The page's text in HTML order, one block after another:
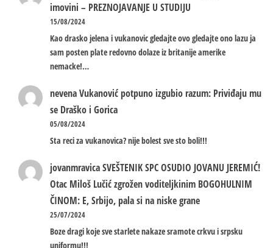
imovini – PREZNOJAVANJE U STUDIJU
15/08/2024
Kao drasko jelena i vukanovic gledajte ovo gledajte ono lazu ja
sam posten plate redovno dolaze iz britanije amerike
nemacke!…
nevenaVukanović potpuno izgubio razum: Priviđaju mu
se Draško i Gorica
05/08/2024
Sta reci za vukanovica? nije bolest sve sto boli!!!
jovanmravicaSVEŠTENIK SPC OSUDIO JOVANU JEREMIĆ!
Otac Miloš Lučić zgrožen voditeljkinim BOGOHULNIM
ČINOM: E, Srbijo, pala si na niske grane
25/07/2024
Boze dragi koje sve starlete nakaze sramote crkvu i srpsku
uniformu!!!